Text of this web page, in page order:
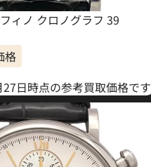
ィノ クロノグラフ 39
格
日時点の参考買取価格です